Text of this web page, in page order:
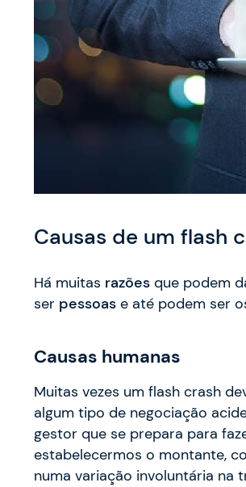
Causas de um flash
Há muitas razões que podem
ser pessoas e até podem ser
Causas humanas
Muitas vezes um flash crash
algum tipo de negociação
gestor que se prepara para
estabelecermos o montante,
numa variação involuntária na